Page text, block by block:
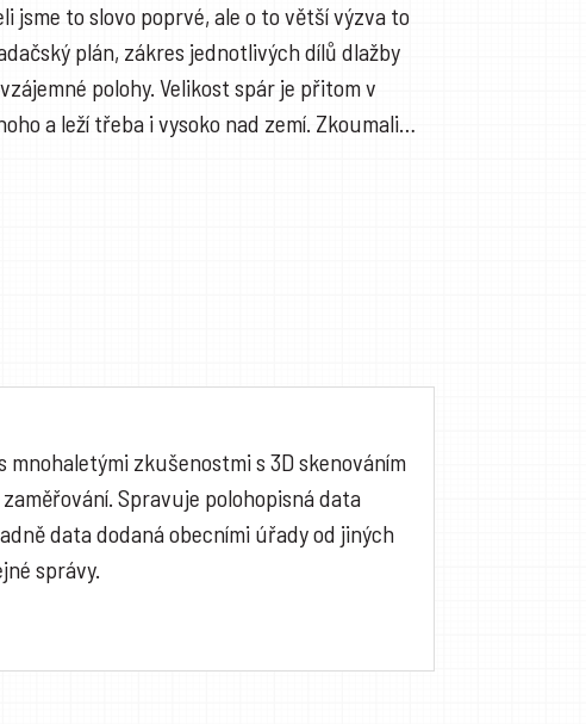
jsme to slovo poprvé, ale o to větší výzva to
plán, zákres jednotlivých dílů dlažby
polohy. Velikost spár je přitom v
a leží třeba i vysoko nad zemí. Zkoumali…
zkušenostmi s 3D skenováním
Spravuje polohopisná data
data dodaná obecními úřady od jiných
správy.